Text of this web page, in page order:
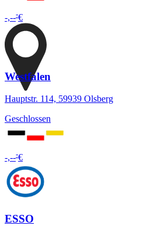
-,---€
Westfalen
Hauptstr. 114, 59939 Olsberg
Geschlossen
-,---€
ESSO